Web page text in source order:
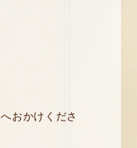
へおかけくださ